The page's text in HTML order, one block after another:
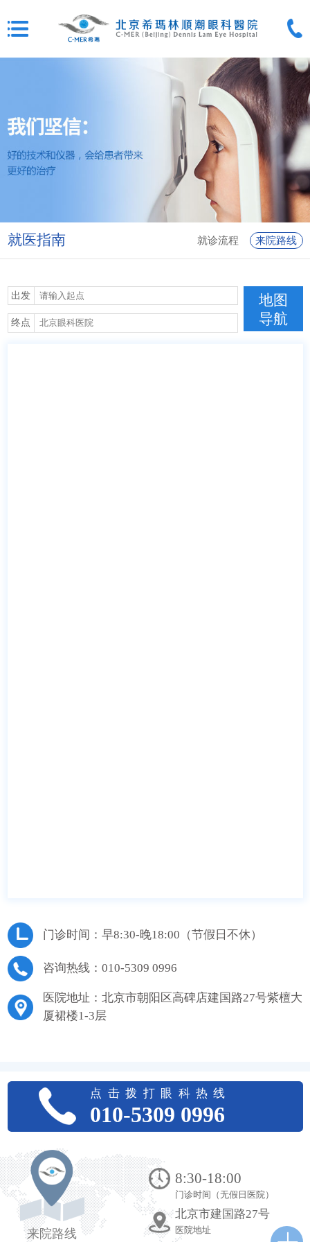
就医指南 就诊流程 来院路线
出发
终点
地图
导航
门诊时间：早8:30-晚18:00（节假日不休）
咨询热线：010-5309 0996
医院地址：北京市朝阳区高碑店建国路27号紫檀大
厦裙楼1-3层
点击拨打眼科热线
010-5309 0996
来院路线
8:30-18:00
门诊时间（无假日医院）
北京市建国路27号
医院地址